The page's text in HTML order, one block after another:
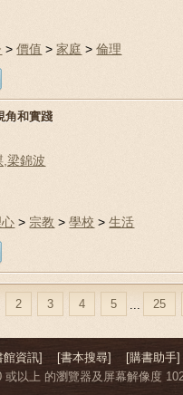
>價值 >家庭 >倫理
角和實踐
,梁錦波
心 > 宗教 >學校 >生活
2 3 4 5 ... 25
館資訊] [書本搜尋]
[購書助手]
以上 的瀏覽器及屏幕解像度